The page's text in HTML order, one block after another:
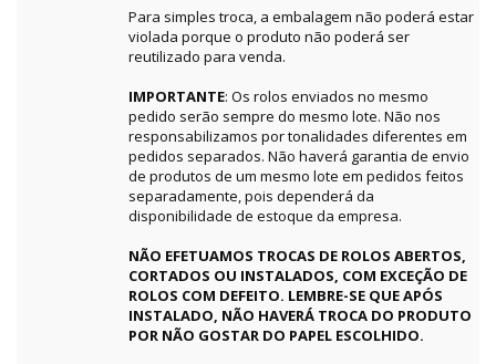
Para simples troca, a embalagem não poderá estar
violada porque o produto não poderá ser
reutilizado para venda.
IMPORTANTE: Os rolos enviados no mesmo
pedido serão sempre do mesmo lote. Não nos
responsabilizamos por tonalidades diferentes em
pedidos separados. Não haverá garantia de envio
de produtos de um mesmo lote em pedidos feitos
separadamente, pois dependerá da
disponibilidade de estoque da empresa.
NÃO EFETUAMOS TROCAS DE ROLOS ABERTOS,
CORTADOS OU INSTALADOS, COM EXCEÇÃO DE
ROLOS COM DEFEITO. LEMBRE-SE QUE APÓS
INSTALADO, NÃO HAVERÁ TROCA DO PRODUTO
POR NÃO GOSTAR DO PAPEL ESCOLHIDO.